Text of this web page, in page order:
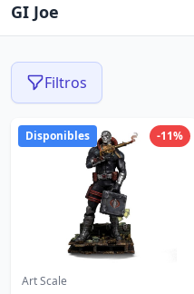
GI Joe
Filtros
-11%
Disponibles
Art Scale